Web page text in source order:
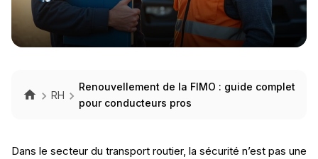
RH
Renouvellement de la FIMO : guide complet
pour conducteurs pros
Dans le secteur du transport routier, la sécurité n’est pas une